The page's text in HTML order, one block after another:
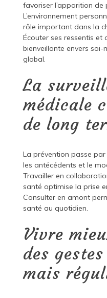
favoriser l’apparition de
L’environnement
rôle important dans la
Écouter ses ressentis
bienveillante envers
global.
La
médicale
de long
La prévention passe par
les antécédents et le
Travailler en
santé optimise la prise
Consulter en amont
santé au quotidien.
Vivre
des
mais